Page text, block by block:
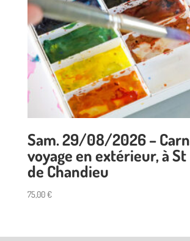
Sam. 29/08/2026 –
voyage en extérieur, à
de Chandieu
75,00€